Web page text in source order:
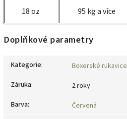
18 oz
95 kg a více
Doplňkové parametry
Kategorie:
Boxerské rukavice
Záruka:
2 roky
Barva:
Červená